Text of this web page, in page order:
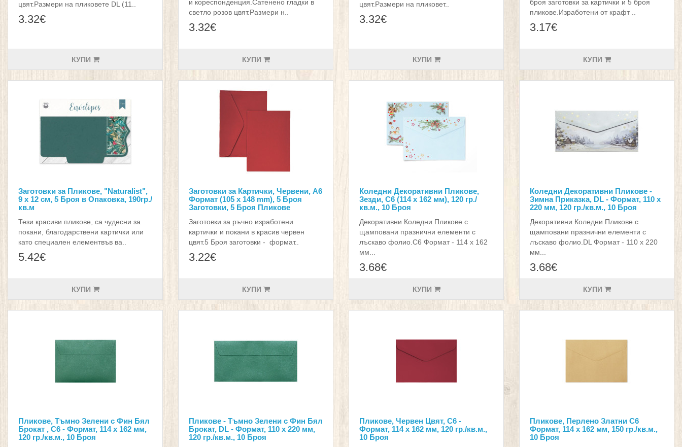
цвят.Размери на пликовете DL (11..
3.32€
КУПИ
и кореспонденция.Сатенено гладки в
светло розов цвят.Размери н..
3.32€
КУПИ
цвят.Размери на пликовет..
3.32€
КУПИ
броя заготовки за картички и 5 броя
пликове.Изработени от крафт ..
3.17€
КУПИ
Заготовки за Пликове, "Naturalist",
9 х 12 см, 5 Броя в Опаковка, 190гр./
кв.м
Тези красиви пликове, са чудесни за
покани, благодарствени картички или
като специален елементвъв ва..
5.42€
КУПИ
Заготовки за Картички, Червени, А6
Формат (105 x 148 mm), 5 Броя
Заготовки, 5 Броя Пликове
Заготовки за ръчно изработени
картички и покани в красив червен
цвят.5 Броя заготовки - формат..
3.22€
КУПИ
Коледни Декоративни Пликове,
Зезди, С6 (114 х 162 мм), 120 гр./
кв.м., 10 Броя
Декоративни Коледни Пликове с
щамповани празнични елементи с
лъскаво фолио.С6 Формат - 114 х 162
мм...
3.68€
КУПИ
Коледни Декоративни Пликове -
Зимна Приказка, DL - Формат, 110 х
220 мм, 120 гр./кв.м., 10 Броя
Декоративни Коледни Пликове с
щамповани празнични елементи с
лъскаво фолио.DL Формат - 110 х 220
мм...
3.68€
КУПИ
Пликове, Тъмно Зелени с Фин Бял
Брокат , С6 - Формат, 114 х 162 мм,
120 гр./кв.м., 10 Броя
Пликове - Тъмно Зелени с Фин Бял
Брокат, DL - Формат, 110 х 220 мм,
120 гр./кв.м., 10 Броя
Пликове, Червен Цвят, С6 -
Формат, 114 х 162 мм, 120 гр./кв.м.,
10 Броя
Пликове, Перлено Златни C6
Формат, 114 х 162 мм, 150 гр./кв.м.,
10 Броя